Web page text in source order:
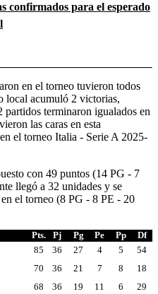
confirmados para el esperado
en el torneo tuvieron todos
local acumuló 2 victorias,
terminaron igualados en
las caras en esta
el torneo Italia - Serie A 2025-
con 49 puntos (14 PG - 7
llegó a 32 unidades y se
el torneo (8 PG - 8 PE - 20
Pts. Pj Pg Pe Pp
Df
85 36 27 4 5
54
70 36 21 7 8
18
68 36 19 11 6
29